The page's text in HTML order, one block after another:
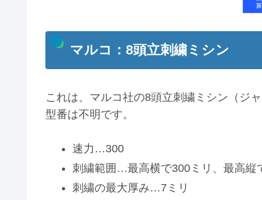
マルコ：8頭立刺繍ミシン
これは、マルコ社の8頭立刺繍ミシン（ジ
型番は不明です。
速力…300
刺繍範囲…最高横で300ミリ、最高縦
刺繍の最大厚み…7ミリ